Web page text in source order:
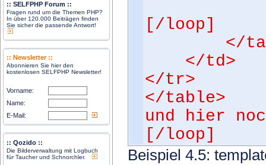
:: SELFPHP Forum ::
Fragen rund um die Themen PHP?
In über 120.000 Beiträgen finden
Sie sicher die passende Antwort!
:: Newsletter ::
Abonnieren Sie hier den
kostenlosen SELFPHP Newsletter!
Vorname:
Name:
E-Mail:
:: Qozido ::
Die Bilderverwaltung mit Logbuch
für Taucher und Schnorchler.
[/loop]
</
</td>
</tr>
</table>
und hier
[/loop]
Beispiel 4.5: